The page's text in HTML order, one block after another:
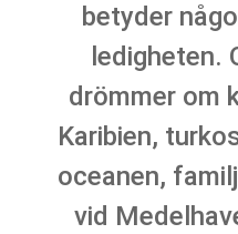
betyder
ledigheten.
drömmer om
Karibien,
oceanen,
vid